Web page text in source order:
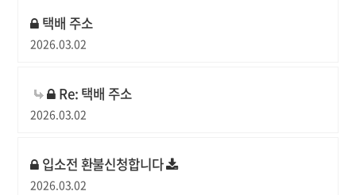
택배 주소
2026.03.02
Re: 택배 주소
2026.03.02
입소전 환불신청합니다
2026.03.02